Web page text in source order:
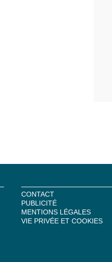
CONTACT
PUBLICITÉ
MENTIONS LÉGALES
VIE PRIVÉE ET COOKIES